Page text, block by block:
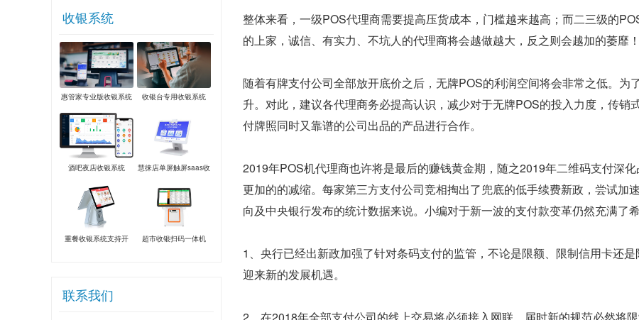
收银系统
惠管家专业版收银系统 收银台专用收银系统
酒吧夜店收银系统
慧徕店单屏触屏saas收
重餐收银系统支持开
超市收银扫码一体机
联系我们
整体来看，一级POS代理商需要提高压货成本，门槛越来越高；而二三级的
的上家，诚信、有实力、不坑人的代理商将会越做越大，反之则会越加的萎靡！
随着有牌支付公司全部放开底价之后，无牌POS的利润空间将会非常之低。
升。对此，建议各代理商务必提高认识，减少对于无牌POS的投入力度，传
付牌照同时又靠谱的公司出品的产品进行合作。
2019年POS机代理商也许将是最后的赚钱黄金期，随之2019年二维码支付深
更加的的减缩。每家第三方支付公司竞相掏出了兜底的低手续费新政，尝试加
向及中央银行发布的统计数据来说。小编对于新一波的支付款变革仍然充满了希
1、央行已经出新政加强了针对条码支付的监管，不论是限额、限制信用卡还
迎来新的发展机遇。